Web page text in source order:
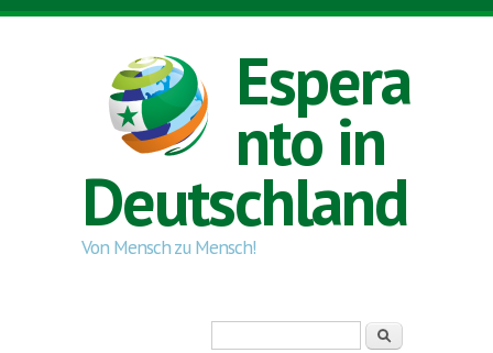
Direkt zum Inhalt
Espera
nto in
Deutschland
Von Mensch zu Mensch!